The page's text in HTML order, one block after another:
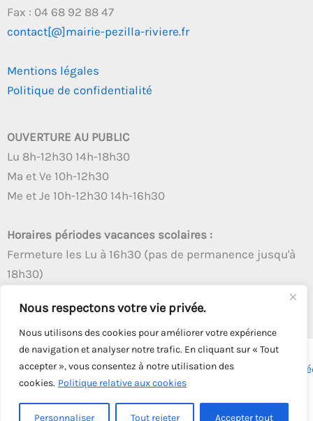
Nous respectons votre vie privée.
Nous utilisons des cookies pour améliorer votre expérience
de navigation et analyser notre trafic. En cliquant sur « Tout
accepter », vous consentez à notre utilisation des
cookies. Politique relative aux cookies
Personnaliser Tout rejeter Accepter tout
Fax : 04 68 92 88 47
contact[@]mairie-pezilla-riviere.fr
Mentions légales
Politique de confidentialité
OUVERTURE AU PUBLIC
Lu 8h-12h30 14h-18h30
Ma et Ve 10h-12h30
Me et Je 10h-12h30 14h-16h30
Horaires périodes vacances scolaires :
Fermeture les Lu à 16h30 (pas de permanence jusqu'à
18h30)
Copyright © 2026 - Tous droits réservés - | Webmaster
Solution